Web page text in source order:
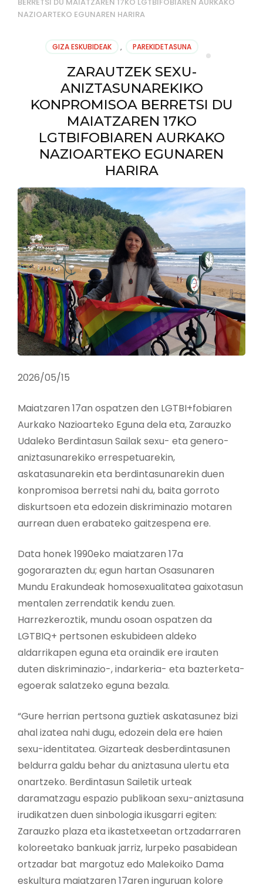
NAZIOARTEKO EGUNAREN HARIRA
GIZA ESKUBIDEAK , PAREKIDETASUNA
ZARAUTZEK SEXU-
ANIZTASUNAREKIKO
KONPROMISOA BERRETSI DU
MAIATZAREN 17KO
LGTBIFOBIAREN AURKAKO
NAZIOARTEKO EGUNAREN
HARIRA
2026/05/15
Maiatzaren 17an ospatzen den LGTBI+fobiaren
Aurkako Nazioarteko Eguna dela eta, Zarauzko
Udaleko Berdintasun Sailak sexu- eta genero-
aniztasunarekiko errespetuarekin,
askatasunarekin eta berdintasunarekin duen
konpromisoa berretsi nahi du, baita gorroto
diskurtsoen eta edozein diskriminazio motaren
aurrean duen erabateko gaitzespena ere.
Data honek 1990eko maiatzaren 17a
gogorarazten du; egun hartan Osasunaren
Mundu Erakundeak homosexualitatea gaixotasun
mentalen zerrendatik kendu zuen.
Harrezkeroztik, mundu osoan ospatzen da
LGTBIQ+ pertsonen eskubideen aldeko
aldarrikapen eguna eta oraindik ere irauten
duten diskriminazio-, indarkeria- eta bazterketa-
egoerak salatzeko eguna bezala.
“Gure herrian pertsona guztiek askatasunez bizi
ahal izatea nahi dugu, edozein dela ere haien
sexu-identitatea. Gizarteak desberdintasunen
beldurra galdu behar du aniztasuna ulertu eta
onartzeko. Berdintasun Sailetik urteak
daramatzagu espazio publikoan sexu-aniztasuna
irudikatzen duen sinbologia ikusgarri egiten:
Zarauzko plaza eta ikastetxeetan ortzadarraren
koloreetako bankuak jarriz, lurpeko pasabidean
ortzadar bat margotuz edo Malekoiko Dama
eskultura maiatzaren 17aren inguruan kolore